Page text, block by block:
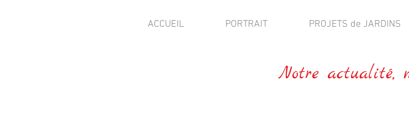
ACCUEIL PORTRAIT PROJETS de JARDINS
Notre actualité,